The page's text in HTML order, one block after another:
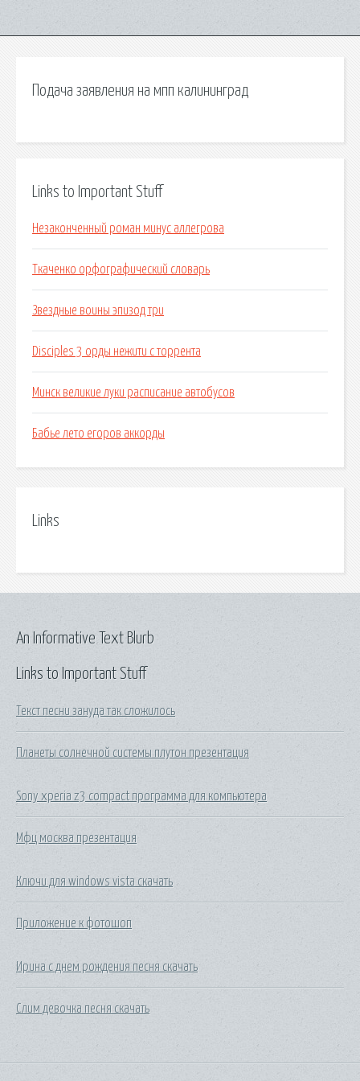
Подача заявления на мпп калининград
Links to Important Stuff
Незаконченный роман минус аллегрова
Ткаченко орфографический словарь
Звездные воины эпизод три
Disciples 3 орды нежити с торрента
Минск великие луки расписание автобусов
Бабье лето егоров аккорды
Links
Links to Important Stuff
Текст песни зануда так сложилось
Планеты солнечной системы плутон презентация
Sony xperia z3 compact программа для компьютера
Мфц москва презентация
Ключи для windows vista скачать
Приложение к фотошоп
Ирина с днем рождения песня скачать
Слим девочка песня скачать
An Informative Text Blurb